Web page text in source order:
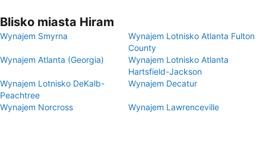
Blisko miasta Hiram
Wynajem Smyrna
Wynajem Lotnisko Atlanta Fulton
County
Wynajem Atlanta (Georgia)
Wynajem Lotnisko Atlanta
Hartsfield-Jackson
Wynajem Lotnisko DeKalb-
Peachtree
Wynajem Decatur
Wynajem Norcross Wynajem Lawrenceville